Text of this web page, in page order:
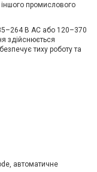
іншого промислового
В AC або 120–370
здійснюється
тиху роботу та
автоматичне